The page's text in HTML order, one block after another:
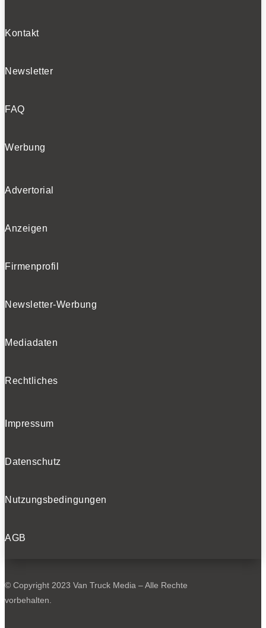
Kontakt
Newsletter
FAQ
Werbung
Advertorial
Anzeigen
Firmenprofil
Newsletter-Werbung
Mediadaten
Rechtliches
Impressum
Datenschutz
Nutzungsbedingungen
AGB
© Copyright 2023 Van Truck Media – Alle Rechte
vorbehalten.